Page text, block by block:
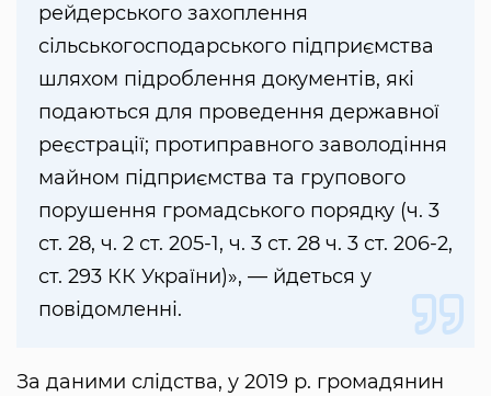
рейдерського захоплення
сільськогосподарського підприємства
шляхом підроблення документів, які
подаються для проведення державної
реєстрації; протиправного заволодіння
майном підприємства та групового
порушення громадського порядку (ч. 3
ст. 28, ч. 2 ст. 205-1, ч. 3 ст. 28 ч. 3 ст. 206-2,
ст. 293 КК України)», — йдеться у
повідомленні.
За даними слідства, у 2019 р. громадянин